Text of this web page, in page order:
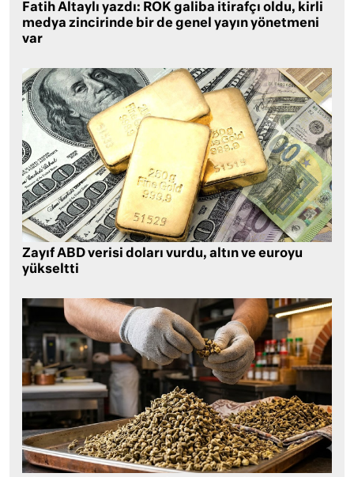
Fatih Altaylı yazdı: ROK galiba itirafçı oldu, kirli
medya zincirinde bir de genel yayın yönetmeni
var
Zayıf ABD verisi doları vurdu, altın ve euroyu
yükseltti